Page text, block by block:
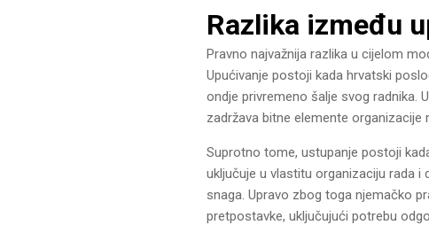
Razlika između
Pravno najvažnija razlika u cijelom
Upućivanje postoji kada hrvatski
ondje privremeno šalje svog radnika.
zadržava bitne elemente
Suprotno tome, ustupanje postoji
uključuje u vlastitu organizaciju rada i
snaga. Upravo zbog toga njemačko
pretpostavke, uključujući potrebu